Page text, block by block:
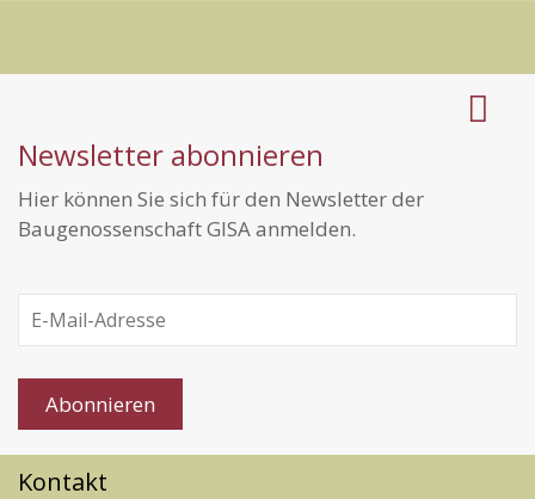
Newsletter abonnieren
Hier können Sie sich für den Newsletter der
Baugenossenschaft GISA anmelden.
Abonnieren
Kontakt